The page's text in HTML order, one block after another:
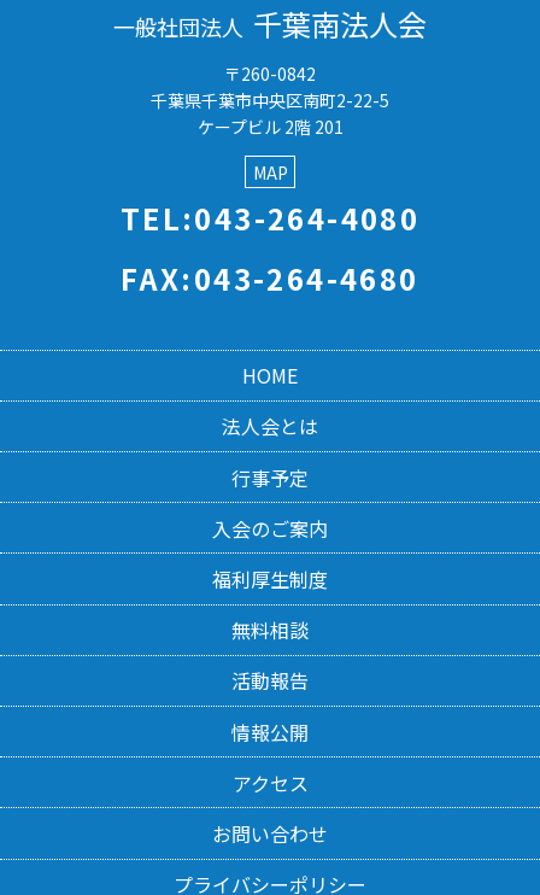
一般社団法人 千葉南法人会
〒260-0842
千葉県千葉市中央区南町2-22-5
ケープビル 2階 201
MAP
TEL:043-264-4080
FAX:043-264-4680
HOME
法人会とは
行事予定
入会のご案内
福利厚生制度
無料相談
活動報告
情報公開
アクセス
お問い合わせ
プライバシーポリシー